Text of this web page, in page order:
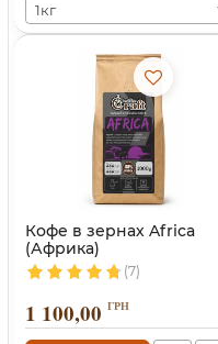
1кг
Кофе в зернах Africa
(Африка)
(7)
1 100,00 ГРН